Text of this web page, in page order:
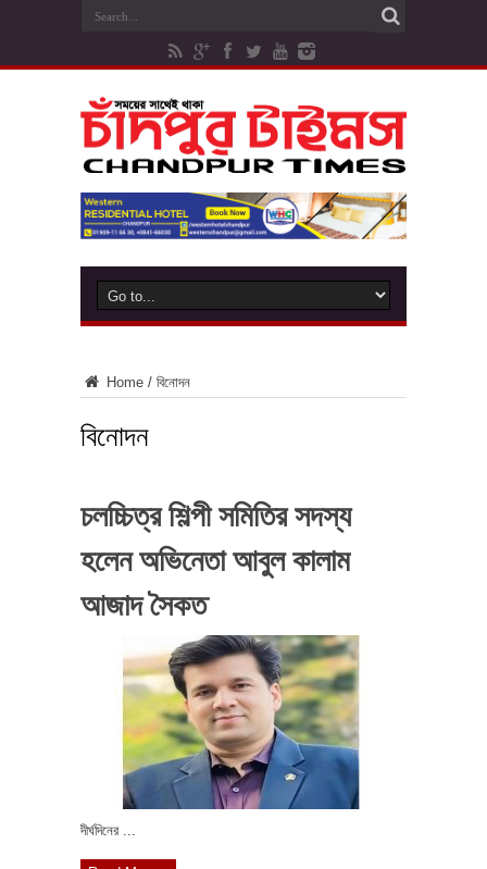
Home / বিনোদন
বিনোদন
চলচ্চিত্র শিল্পী সমিতির সদস্য
হলেন অভিনেতা আবুল কালাম
আজাদ সৈকত
দীর্ঘদিনের ...